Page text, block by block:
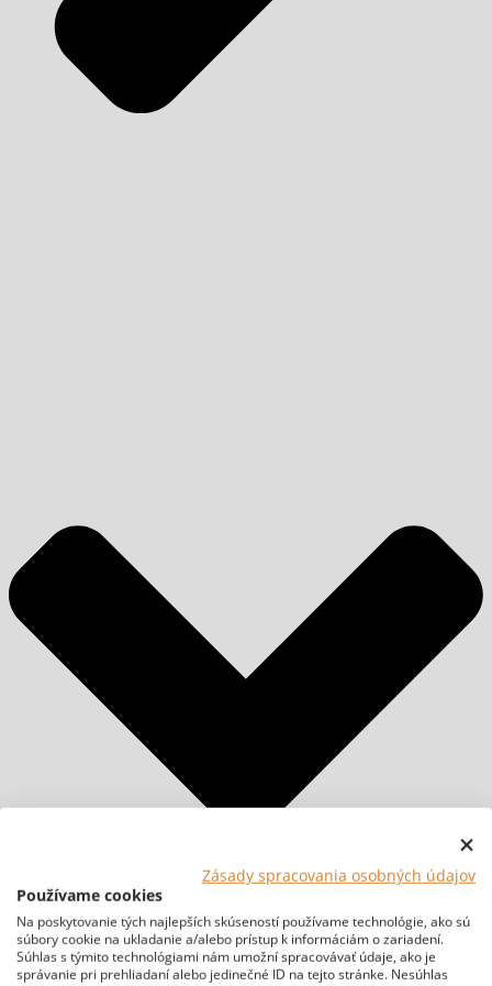
Zásady spracovania osobných údajov
Používame cookies
Na poskytovanie tých najlepších skúseností používame technológie, ako sú
súbory cookie na ukladanie a/alebo prístup k informáciám o zariadení.
Súhlas s týmito technológiami nám umožní spracovávať údaje, ako je
správanie pri prehliadaní alebo jedinečné ID na tejto stránke. Nesúhlas